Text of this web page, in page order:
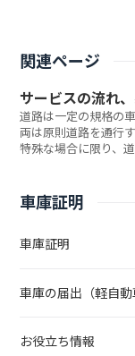
関連ページ
サービスの流れ
道路は一定の規格の
両は原則道路を通行
特殊な場合に限り、
では「特殊車両通行
の流れについてご説
車庫証明
車庫証明
車庫の届出（軽自動
お役立ち情報